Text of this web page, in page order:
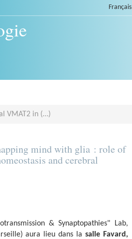
Français
VMAT2 in (…)
mind with glia : role of
and cerebral
& Synaptopathies" Lab,
aura lieu dans la salle Favard,